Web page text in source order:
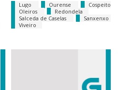
Lugo Ourense
Cospeito
Oleiros
Redondela
Salceda de Caselas
Sanxenxo
Viveiro